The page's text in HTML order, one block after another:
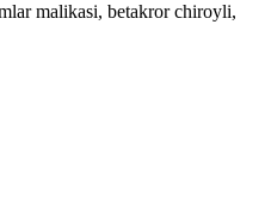
malikasi, betakror chiroyli,